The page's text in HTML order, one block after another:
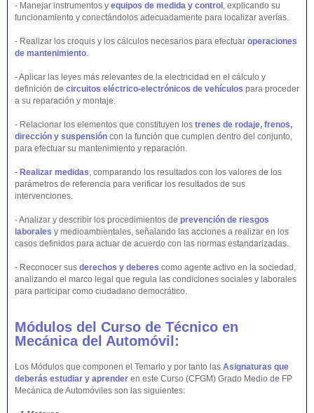
- Manejar instrumentos y equipos de medida y control , explicando su
funcionamiento y conectándolos adecuadamente para localizar averías.
- Realizar los croquis y los cálculos necesarios para efectuar operaciones
de mantenimiento.
- Aplicar las leyes más relevantes de la electricidad en el cálculo y
definición de circuitos eléctrico-electrónicos de vehículos para proceder
a su reparación y montaje.
- Relacionar los elementos que constituyen los trenes de rodaje, frenos,
dirección y suspensión con la función que cumplen dentro del conjunto,
para efectuar su mantenimiento y reparación.
- Realizar medidas, comparando los resultados con los valores de los
parámetros de referencia para verificar los resultados de sus
intervenciones.
- Analizar y describir los procedimientos de prevención de riesgos
laborales y medioambientales, señalando las acciones a realizar en los
casos definidos para actuar de acuerdo con las normas estandarizadas.
- Reconocer sus derechos y deberes como agente activo en la sociedad,
analizando el marco legal que regula las condiciones sociales y laborales
para participar como ciudadano democrático.
Módulos del Curso de Técnico en
Mecánica del Automóvil:
Los Módulos que componen el Temario y por tanto las Asignaturas que
deberás estudiar y aprender en este Curso (CFGM) Grado Medio de FP
Mecánica de Automóviles son las siguientes: